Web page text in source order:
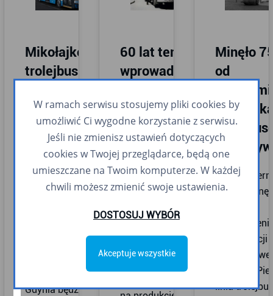
Mikołajkowy
trolejbus i
autobusy
będą
kursowały po
mieście
Świąteczny akcent
miejskiej – jeden z
Gdynia będzie
60 lat temu
wprowadzono
komunikacji
miejskiej
pierwsze
autobusy
Jelcz 272
zawarła z
Minęło
od
do
30
2024 r.
komunikacji
Oksywia.
linia
W ramach serwisu stosujemy pliki cookies by
umożliwić Ci wygodne korzystanie z serwisu.
Jeśli nie zmienisz ustawień dotyczących
cookies w Twojej przeglądarce, będą one
umieszczane na Twoim komputerze. W każdej
chwili możesz zmienić swoje ustawienia.
DOSTOSUJ WYBÓR
Akceptuje wszystkie